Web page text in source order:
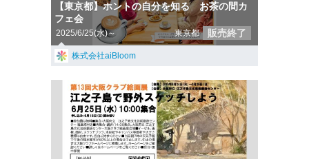
【東京都】ホントの自分を知る お茶の間カ
フェ会
2025/6/25(水)～ 東京都 販売終了
株式会社aiBloom